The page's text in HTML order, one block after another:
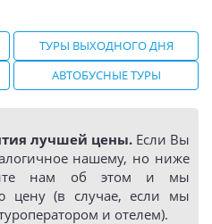
ТУРЫ ВЫХОДНОГО ДНЯ
АВТОБУСНЫЕ ТУРЫ
лучшей цены. Если Вы
нашему, но ниже
нам об этом и мы
цену (в случае, если мы
и отелем).